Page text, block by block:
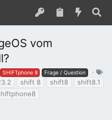
vom
SHIFTphone 8 Frage / Question
shift 8 shift8
shift8.1